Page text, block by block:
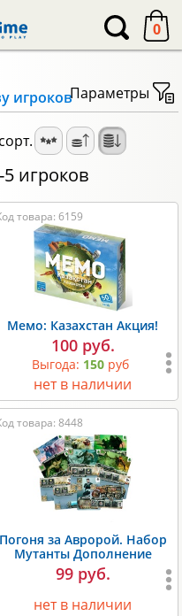
0
игроковПараметры
сорт.
игроков
товара: 6159
Мемо: Казахстан Акция!
100 руб.
Выгода: 150руб
нет в наличии
товара: 8448
Погоня за Авророй. Набор
Мутанты Дополнение
99 руб.
нет в наличии